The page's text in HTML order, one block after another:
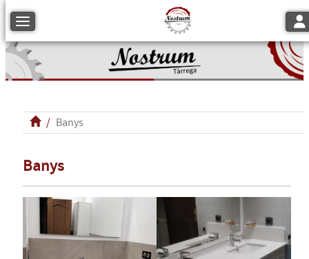
Toggle navigation
Banys
Banys